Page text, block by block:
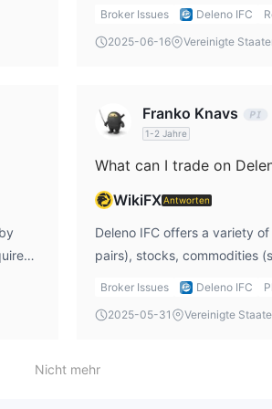
raises concerns about
platform follows legal and
Broker Issues Deleno IFC
2025-06-16
Vereinigte
Franko Knavs
1-2 Jahre
What can I trade on
WikiFXAntworten
Deleno IFC offers a variety
pairs), stocks, commodities
Bitcoin and Ethereum).
more diversified investment
Broker Issues Deleno IFC
2025-05-31
Vereinigte
Nicht mehr